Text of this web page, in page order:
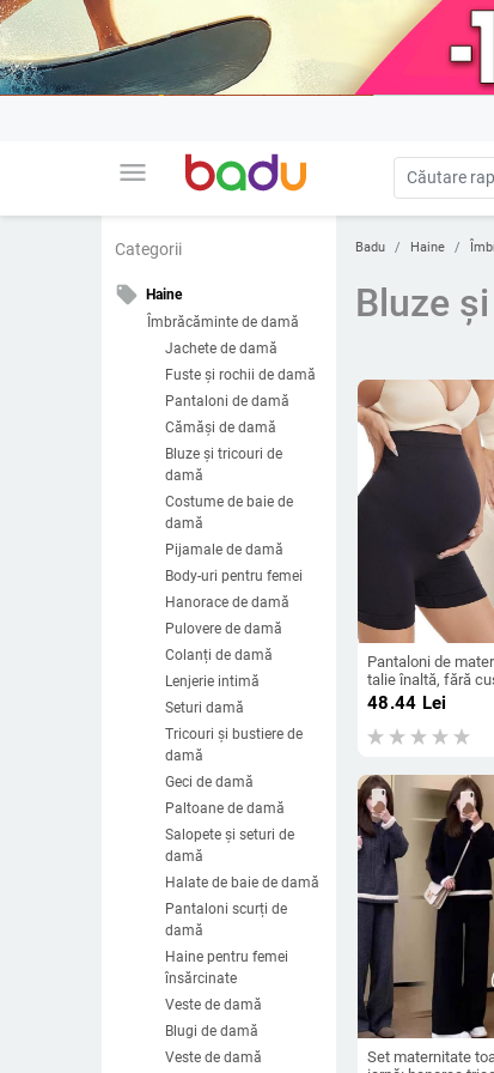
menu
Categorii
local_offer
Haine
Îmbrăcăminte de damă
Jachete de damă
Fuste și rochii de damă
Pantaloni de damă
Cămăși de damă
Bluze și tricouri de
damă
Costume de baie de
damă
Pijamale de damă
Body-uri pentru femei
Hanorace de damă
Pulovere de damă
Colanți de damă
Lenjerie intimă
Seturi damă
Tricouri și bustiere de
damă
Geci de damă
Paltoane de damă
Salopete și seturi de
damă
Halate de baie de damă
Pantaloni scurți de
damă
Haine pentru femei
însărcinate
Veste de damă
Blugi de damă
Veste de damă
Badu Haine
Bluze
Pantaloni de
talie înaltă, fără
susținere a burii și
abdomenului,
antibacterieni
48.44 Lei
Set maternitate